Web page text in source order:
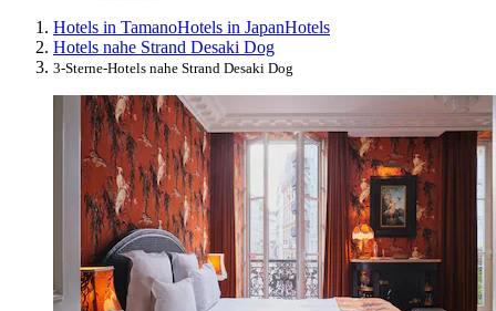
Hotels in TamanoHotels in JapanHotels
Hotels nahe Strand Desaki Dog
3-Sterne-Hotels nahe Strand Desaki Dog